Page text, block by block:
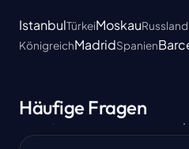
IstanbulTürkeiMoskauRussland
KönigreichMadridSpanien
Häufige Fragen